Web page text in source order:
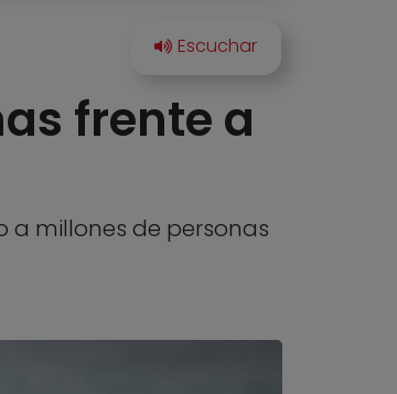
frente a
a millones de personas